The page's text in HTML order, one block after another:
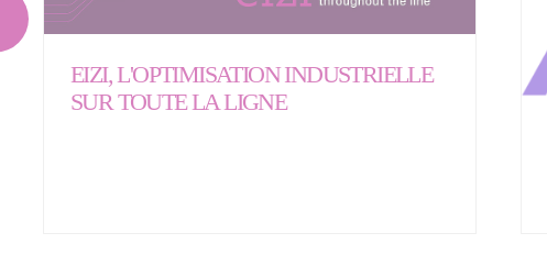
EIZI, L'OPTIMISATION INDUSTRIELLE
SUR TOUTE LA LIGNE